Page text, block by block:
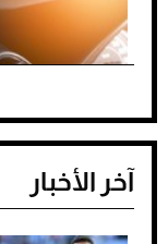
آخر الأخبار